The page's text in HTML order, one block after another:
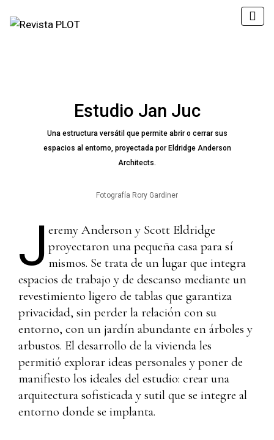
Estudio Jan Juc
Una estructura versátil que permite abrir o cerrar sus
espacios al entorno, proyectada por Eldridge Anderson
Architects.
Fotografía Rory Gardiner
J eremy Anderson y Scott Eldridge
proyectaron una pequeña casa para sí
mismos. Se trata de un lugar que integra
espacios de trabajo y de descanso mediante un
revestimiento ligero de tablas que garantiza
privacidad, sin perder la relación con su
entorno, con un jardín abundante en árboles y
arbustos. El desarrollo de la vivienda les
permitió explorar ideas personales y poner de
manifiesto los ideales del estudio: crear una
arquitectura sofisticada y sutil que se integre al
entorno donde se implanta.